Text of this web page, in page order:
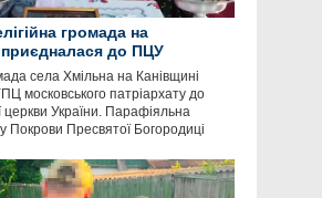
громада на
до ПЦУ
села Хмільна на Канівщині
московського патріархату до
церкви України. Парафіяльна
Покрови Пресвятої Богородиці